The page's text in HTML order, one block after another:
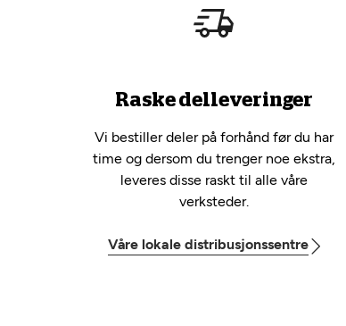
Raske delleveringer
Vi bestiller deler på forhånd før du har
time og dersom du trenger noe ekstra,
leveres disse raskt til alle våre
verksteder.
Våre lokale distribusjonssentre